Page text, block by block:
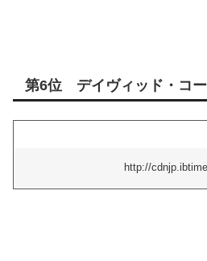
第6位 デイヴィッド・コー
http://